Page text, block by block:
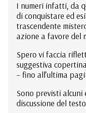
I numeri infatti, da
di conquistare ed
trascendente
azione a favore del
Spero vi faccia
suggestiva
– fino all’ultima
Sono previsti alcuni
discussione del